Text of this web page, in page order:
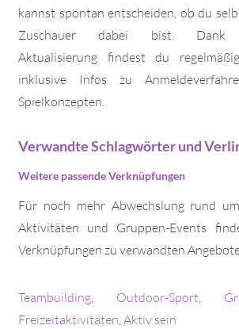
kannst spontan entscheiden, ob du
Zuschauer dabei bist. Dank
Aktualisierung findest du
inklusive Infos zu
Spielkonzepten.
Verwandte Schlagwörter und
Weitere passende Verknüpfungen
Für noch mehr Abwechslung rund
Aktivitäten und Gruppen-Events
Verknüpfungen zu verwandten
Teambuilding, Outdoor-Sport,
Freizeitaktivitäten,Aktiv sein